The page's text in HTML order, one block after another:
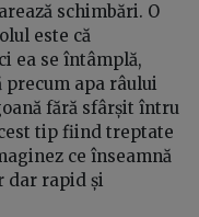
schimbări. O
este că
ea se întâmplă,
apa râului
fără sfârșit întru
tip fiind treptate
ce înseamnă
dar rapid și